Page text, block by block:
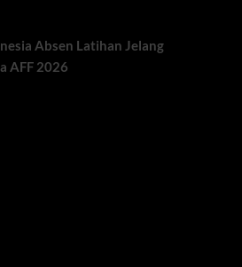
Absen Latihan Jelang
AFF 2026